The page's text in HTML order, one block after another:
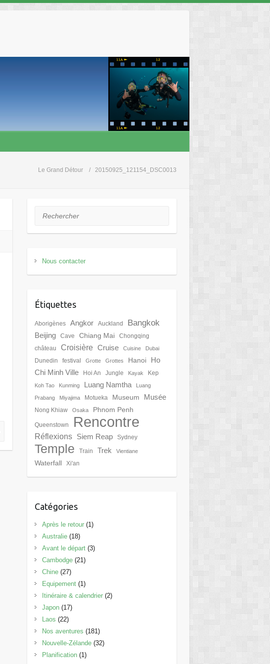
Le Grand Détour 20150925_121154_DSC0013
Rechercher
Nous contacter
Étiquettes
Aborigènes Angkor Auckland Bangkok
Beijing Cave Chiang Mai
Chongqing
château
Croisière Cruise Cuisine Dubai
Dunedin festival Grotte Grottes Hanoi
Ho
Chi Minh Ville
Hoi An Jungle Kayak Kep
Koh Tao Kunming Luang Namtha Luang
Prabang Miyajima Motueka Museum Musée
Nong Khiaw Osaka Phnom Penh
Queenstown Rencontre
Réflexions Siem Reap Sydney
Temple Train Trek Vientiane
Waterfall Xi'an
Catégories
Après le retour(1)
Australie(18)
Avant le départ(3)
Cambodge(21)
Chine(27)
Equipement(1)
Itinéraire & calendrier(2)
Japon(17)
Laos (22)
Nos aventures (181)
Nouvelle-Zélande(32)
Planification(1)